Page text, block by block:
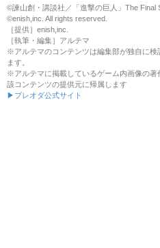
©諫山創・講談社／「進撃の巨人」The Final
©enish,inc. All rights reserved.
［提供］enish,inc.
［執筆・編集］アルテマ
※アルテマのコンテンツは編集部が独自に検
ます。
※アルテマに掲載しているゲーム内画像の
該コンテンツの提供元に帰属します
▶ブレオダ公式サイト